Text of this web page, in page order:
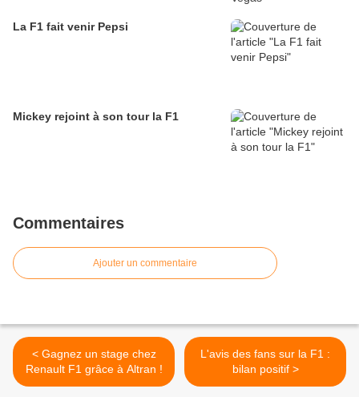
La F1 fait venir Pepsi
Mickey rejoint à son tour la F1
Commentaires
Ajouter un commentaire
< Gagnez un stage chez
Renault F1 grâce à Altran !
L'avis des fans sur la F1 :
bilan positif >